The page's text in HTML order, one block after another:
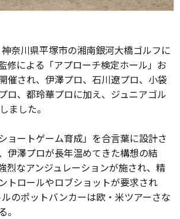
奈川県平塚市の湘南銀河大橋ゴルフに
修による「アプローチ検定ホール」お
催され、伊澤プロ、石川遼プロ、小袋
ロ、都玲華プロに加え、ジュニアゴル
ました。
ョートゲーム育成」を合言葉に設計さ
伊澤プロが長年温めてきた構想の結
烈なアンジュレーションが施され、精
トロールやロブショットが要求され
のポットバンカーは欧・米ツアーさな